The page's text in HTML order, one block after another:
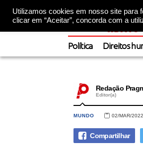
Utilizamos cookies em nosso site para
clicar em “Aceitar”, concorda com a
Política Direitos
Redação
Editor(a)
MUNDO 02/MAR/